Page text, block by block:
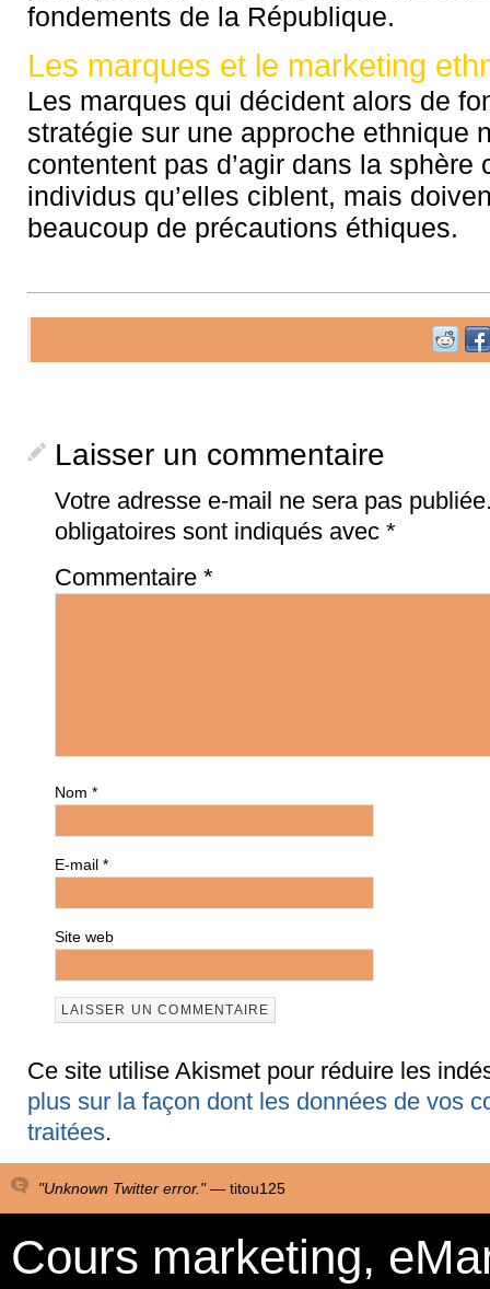
fondements de la République.
Les marques et le marketing
Les marques qui décident alors de
stratégie sur une approche ethnique
contentent pas d’agir dans la sphère
individus qu’elles ciblent, mais
beaucoup de précautions éthiques.
Laisser un commentaire
Votre adresse e-mail ne sera pas
obligatoires sont indiqués avec *
Commentaire *
Nom *
E-mail *
Site web
Ce site utilise Akismet pour réduire les
plus sur la façon dont les données de vos
traitées.
"Unknown Twitter error." — titou125
Cours marketing,